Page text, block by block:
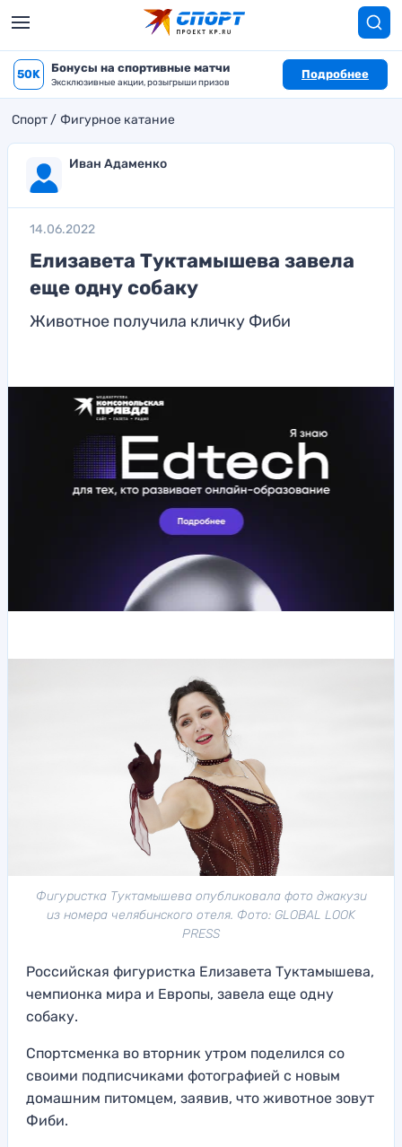
50K Бонусы на спортивные матчи
Эксклюзивные акции, розыгрыши призов
Подробнее
Спорт Фигурное катание
Иван Адаменко
14.06.2022
Елизавета Туктамышева завела
еще одну собаку
Животное получила кличку Фиби
Фигуристка Туктамышева опубликовала фото джакузи
из номера челябинского отеля. Фото: GLOBAL LOOK
PRESS
Российская фигуристка Елизавета Туктамышева,
чемпионка мира и Европы, завела еще одну
собаку.
Спортсменка во вторник утром поделился со
своими подписчиками фотографией с новым
домашним питомцем, заявив, что животное зовут
Фиби.